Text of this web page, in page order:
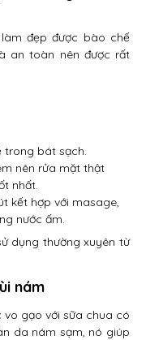
đẹp được bào chế
an toàn nên được rất
trong bát sạch.
nên rửa mặt thật
nhất.
kết hợp với masage,
nước ấm.
dụng thường xuyên từ
nám
gạo với sữa chua có
da nám sạm, nó giúp